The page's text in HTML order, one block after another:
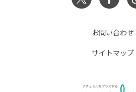
お問い合わせ
サイトマップ